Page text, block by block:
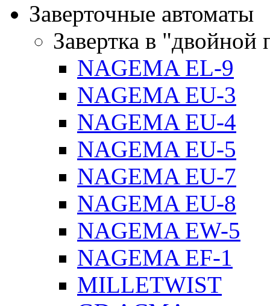
Заверточные автоматы
Завертка в "двойной
NAGEMA EL-9
NAGEMA EU-3
NAGEMA EU-4
NAGEMA EU-5
NAGEMA EU-7
NAGEMA EU-8
NAGEMA EW-5
NAGEMA EF-1
MILLETWIST